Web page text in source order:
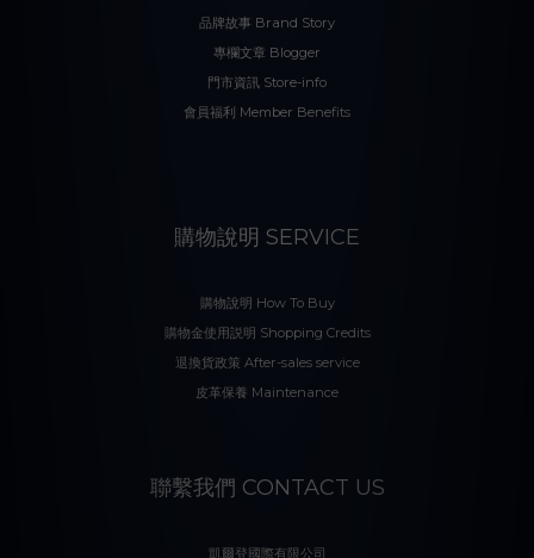
品牌故事 Brand Story
專欄文章 Blogger
門市資訊 Store-info
會員福利 Member Benefits
購物說明 SERVICE
購物說明 How To Buy
購物金使用説明 Shopping Credits
退換貨政策 After-sales service
皮革保養 Maintenance
聯繫我們 CONTACT US
凱爾登國際有限公司